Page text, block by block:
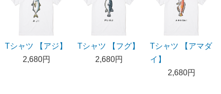
Tシャツ 【アジ】
2,680円
Tシャツ 【フグ】
2,680円
Tシャツ 【アマダ
イ】
2,680円